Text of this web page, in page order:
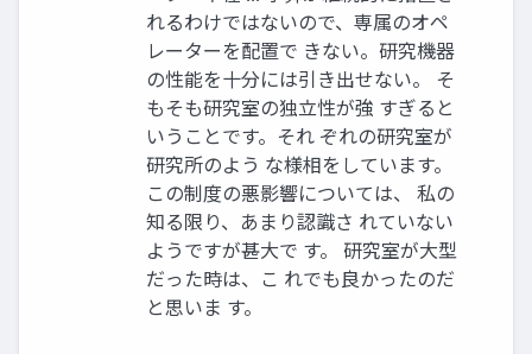
れるわけではないので、専属のオペ
レーターを配置で きない。研究機器
の性能を⼗分には引き出せない。 そ
もそも研究室の独⽴性が強 すぎると
いうことです。それ ぞれの研究室が
研究所のよう な様相をしています。
この制度の悪影響については、 私の
知る限り、あまり認識さ れていない
ようですが甚⼤で す。 研究室が⼤型
だった時は、こ れでも良かったのだ
と思いま す。